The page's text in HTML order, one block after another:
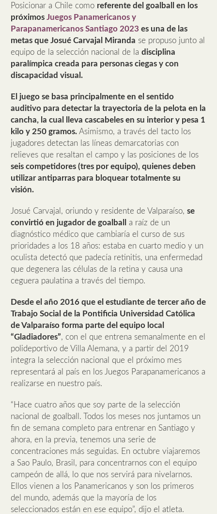
Posicionar a Chile como referente del goalball en los
próximosJuegos Panamericanos y
Parapanamericanos Santiago 2023 es una de las
metas que Josué Carvajal Miranda se propuso junto al
equipo de la selección nacional de ladisciplina
paralímpica creada para personas ciegas y con
discapacidad visual.
El juego se basa principalmente en el sentido
auditivo para detectar la trayectoria de la pelota en la
cancha, la cual lleva cascabeles en su interior y pesa 1
kilo y 250 gramos.Asimismo, a través del tacto los
jugadores detectan las líneas demarcatorias con
relieves que resaltan el campo y las posiciones de los
seis competidores (tres por equipo), quienes deben
utilizar antiparras para bloquear totalmente su
visión.
Josué Carvajal, oriundo y residente de Valparaíso,se
convirtió en jugador de goalball
a raíz de un
diagnóstico médico que cambiaría el curso de sus
prioridades a los 18 años: estaba en cuarto medio y un
oculista detectó que padecía retinitis, una enfermedad
que degenera las células de la retina y causa una
ceguera paulatina a través del tiempo.
Desde el año 2016 que el estudiante de tercer año de
Trabajo Social de la Pontificia Universidad Católica
de Valparaíso forma parte del equipo local
“Gladiadores”, con el que entrena semanalmente en el
polideportivo de Villa Alemana, y a partir del 2019
integra la selección nacional que el próximo mes
representará al país en los Juegos Parapanamericanos a
realizarse en nuestro país.
“Hace cuatro años que soy parte de la selección
nacional de goalball. Todos los meses nos juntamos un
fin de semana completo para entrenar en Santiago y
ahora, en la previa, tenemos una serie de
concentraciones más seguidas. En octubre viajaremos
a Sao Paulo, Brasil, para concentrarnos con el equipo
campeón de allá, lo que nos servirá para nivelarnos.
Ellos vienen a los Panamericanos y son los primeros
del mundo, además que la mayoría de los
seleccionados están en ese equipo”, dijo el atleta.